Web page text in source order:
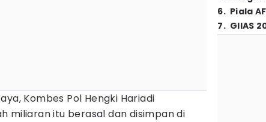
Kombes Pol Hengki Hariadi
miliaran itu berasal dan disimpan di
6. Piala
7. GIIAS